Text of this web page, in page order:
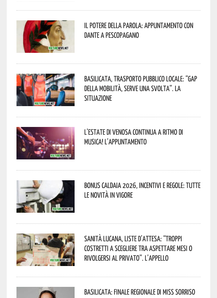
Il Potere della parola: appuntamento con
Dante a Pescopagano
Basilicata, trasporto pubblico locale: “Gap
della mobilità, serve una svolta”. La
situazione
L’estate di Venosa continua a ritmo di
musica! L’appuntamento
Bonus caldaia 2026, incentivi e regole: tutte
le novità in vigore
Sanità lucana, liste d’attesa: “Troppi
costretti a scegliere tra aspettare mesi o
rivolgersi al privato”. L’appello
Basilicata: finale regionale di Miss Sorriso